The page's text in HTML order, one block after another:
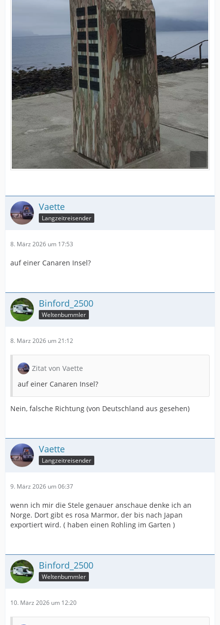
Vaette
Langzeitreisender
8. März 2026 um 17:53
auf einer Canaren Insel?
Binford_2500
Weltenbummler
8. März 2026 um 21:12
Zitat von Vaette
auf einer Canaren Insel?
Nein, falsche Richtung (von Deutschland aus gesehen)
Vaette
Langzeitreisender
9. März 2026 um 06:37
wenn ich mir die Stele genauer anschaue denke ich an
Norge. Dort gibt es rosa Marmor, der bis nach Japan
exportiert wird. ( haben einen Rohling im Garten )
Binford_2500
Weltenbummler
10. März 2026 um 12:20